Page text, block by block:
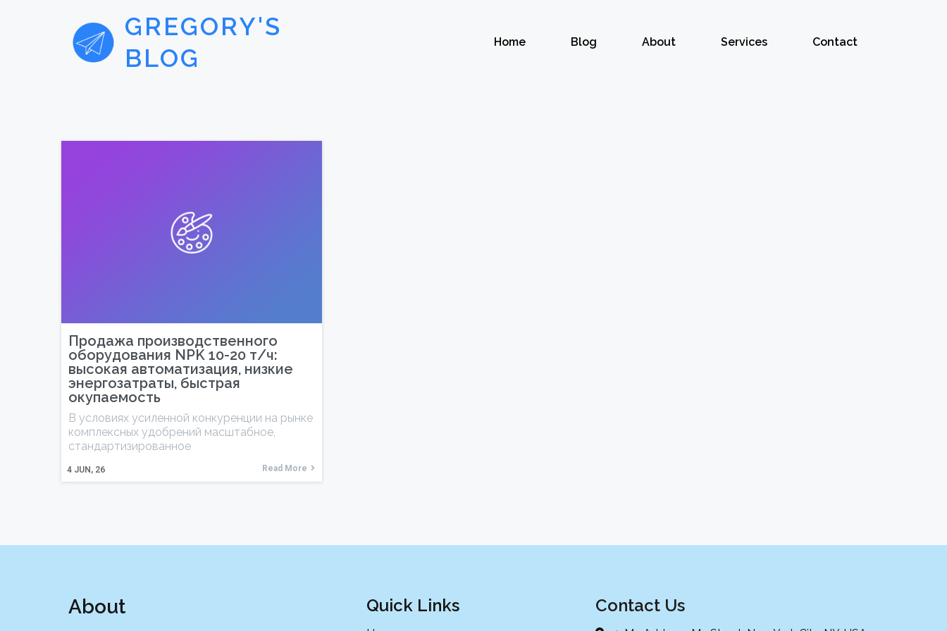
GREGORY'S
BLOG
Home Blog About Services Contact
Продажа производственного
оборудования NPK 10-20 т/ч:
высокая автоматизация, низкие
энергозатраты, быстрая
окупаемость
4 JUN, 26
В условиях усиленной конкуренции на рынке
комплексных удобрений масштабное,
стандартизированное
Read More
About Quick Links Contact Us